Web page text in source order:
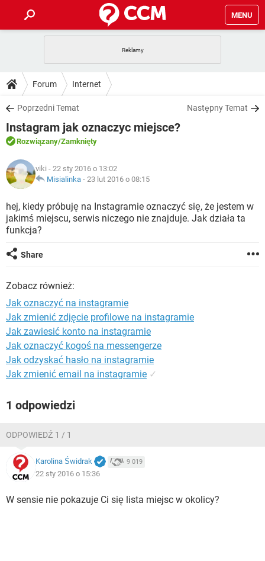
MENU
GRY
SPOTIFY
INSTAGRAM FACEBOOK
WINDOWS 10
PORADY
PlayStation
SPOTIFY
INSTAGRAM
WINDOWS 10
DO POBRANIA
ANDROID TIKTOK
GRY
IOS
INSTAGRAM
WINDOWS 10
FORUM
COVID-19
GRY WHATSAPP
INSTAGRAM FACEBOOK
ARTYKUŁY
COVID-19
GRY WHATSAPP
SPOTIFY
INSTAGRAM
Forum Internet
Poprzedni Temat Następny Temat
Instagram jak oznaczyc miejsce?
Rozwiązany/Zamknięty
viki - 22 sty 2016 o 13:02
Misialinka - 23 lut 2016 o 08:15
hej, kiedy próbuję na Instagramie oznaczyć się, że jestem w
jakimś miejscu, serwis niczego nie znajduje. Jak działa ta
funkcja?
Share
Zobacz również:
Jak oznaczyć na instagramie
Jak zmienić zdjęcie profilowe na instagramie
Jak zawiesić konto na instagramie
Jak oznaczyć kogoś na messengerze
Jak odzyskać hasło na instagramie
Jak zmienić email na instagramie ✓
1 odpowiedzi
ODPOWIEDŹ 1 / 1
Karolina Świdrak 9 019
22 sty 2016 o 15:36
W sensie nie pokazuje Ci się lista miejsc w okolicy?